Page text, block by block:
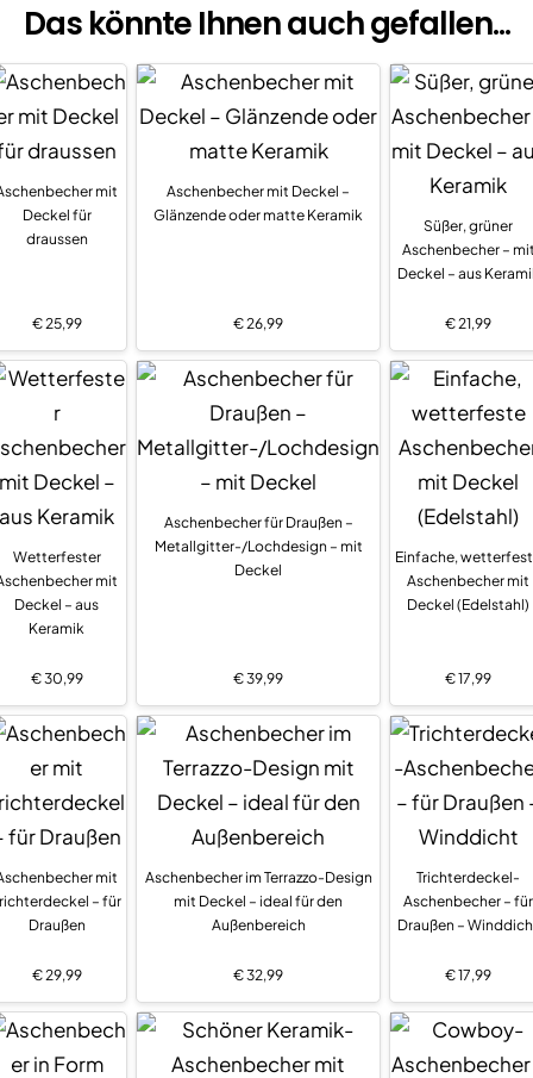
Das könnte Ihnen auch gefallen...
mit
Deckel für
draussen
€25,99
Aschenbecher mit Deckel –
Glänzende oder matte Keramik
€26,99
Süßer, grüner
Aschenbecher –
Deckel – aus
€21,99
Wetterfester
mit
Deckel – aus
Keramik
€30,99
Aschenbecher für Draußen –
Metallgitter-/Lochdesign – mit
Deckel
€39,99
Einfache,
Aschenbecher mit
Deckel (Edelstahl)
€17,99
mit
– für
Draußen
€29,99
Aschenbecher im Terrazzo-Design
mit Deckel – ideal für den
Außenbereich
€32,99
Trichterdeckel-
Aschenbecher – für
Draußen –
€17,99